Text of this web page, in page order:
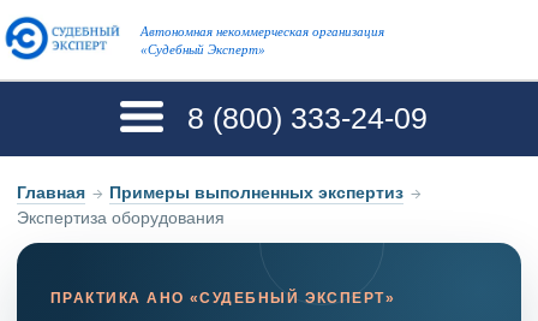
Автономная некоммерческая организация
«Судебный Эксперт»
8 (800) 333-24-09
Главная → Примеры выполненных экспертиз →
Экспертиза оборудования
ПРАКТИКА АНО «СУДЕБНЫЙ ЭКСПЕРТ»